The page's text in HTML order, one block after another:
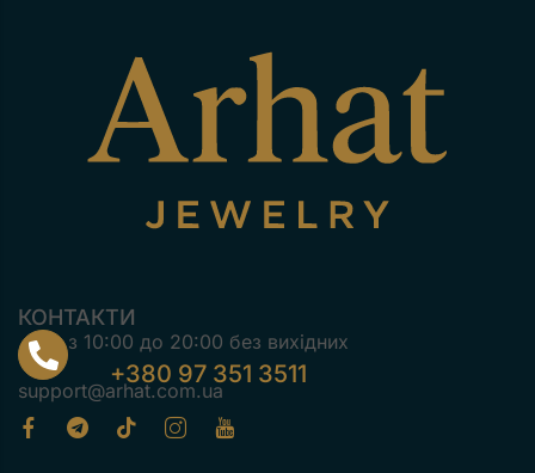
КОНТАКТИ
з 10:00 до 20:00 без вихідних
+380 97 351 3511
support@arhat.com.ua